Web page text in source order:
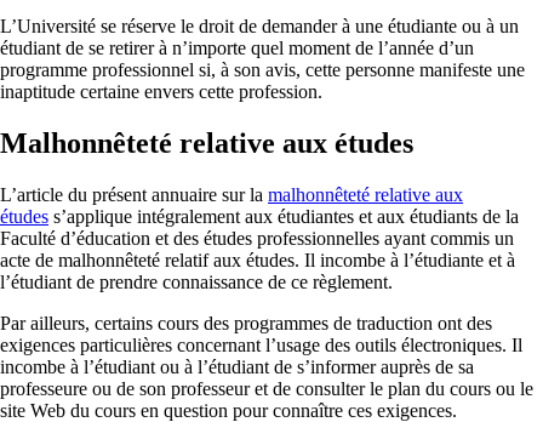
L’Université se réserve le droit de demander à une étudiante ou à un
étudiant de se retirer à n’importe quel moment de l’année d’un
programme professionnel si, à son avis, cette personne manifeste une
inaptitude certaine envers cette profession.
Malhonnêteté relative aux études
L’article du présent annuaire sur la malhonnêteté relative aux
études s’applique intégralement aux étudiantes et aux étudiants de la
Faculté d’éducation et des études professionnelles ayant commis un
acte de malhonnêteté relatif aux études. Il incombe à l’étudiante et à
l’étudiant de prendre connaissance de ce règlement.
Par ailleurs, certains cours des programmes de traduction ont des
exigences particulières concernant l’usage des outils électroniques. Il
incombe à l’étudiant ou à l’étudiant de s’informer auprès de sa
professeure ou de son professeur et de consulter le plan du cours ou le
site Web du cours en question pour connaître ces exigences.